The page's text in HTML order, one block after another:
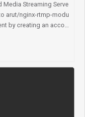
Media Streaming Serve
arut/nginx-rtmp-modu
by creating an accou